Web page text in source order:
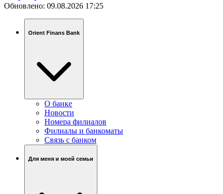
Обновлено: 09.08.2026 17:25
Orient Finans Bank
О банке
Новости
Номера филиалов
Филиалы и банкоматы
Связь c банком
Для меня и моей семьи